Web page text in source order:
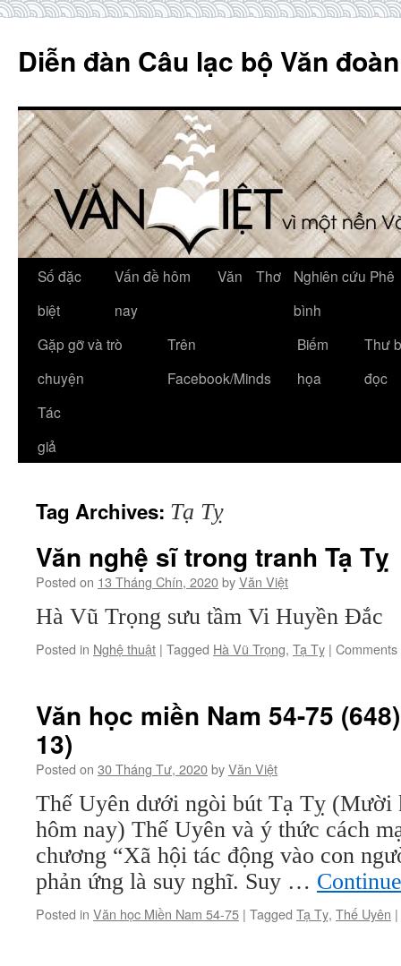
content
Diễn đàn Câu lạc bộ Văn
Số đặc
biệt
Vấn đề hôm
nay
Văn Thơ
Nghiên cứu Phê
bình
Gặp gỡ và trò
chuyện
Trên
Facebook/Minds
Biếm
họa
Thư
đọc
Tác
giả
Tag Archives: Tạ Tỵ
Văn nghệ sĩ trong tranh Tạ Tỵ
Posted on 13 Tháng Chín, 2020byVăn Việt
Hà Vũ Trọng sưu tầm Vi Huyền Đắc
Posted in Nghệ thuật | Tagged Hà Vũ Trọng, Tạ Tỵ | Comments
Văn học miền Nam 54-75
13)
Posted on 30 Tháng Tư, 2020byVăn Việt
Thế Uyên dưới ngòi bút Tạ Tỵ (Mười
hôm nay) Thế Uyên và ý thức cách
chương “Xã hội tác động vào con
phản ứng là suy nghĩ. Suy …
Posted in Văn học Miền Nam 54-75 | Tagged Tạ Tỵ, Thế Uyên |